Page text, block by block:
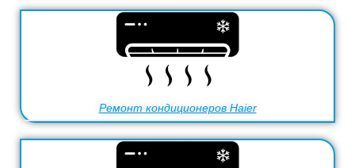
Ремонт кондиционеров Haier